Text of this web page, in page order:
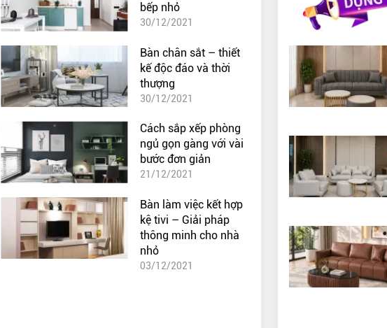
bếp nhỏ
30/12/2021
Bàn chân sắt – thiết
kế độc đáo và thời
thượng
30/12/2021
Cách sắp xếp phòng
ngủ gọn gàng với vài
bước đơn giản
21/12/2021
Bàn làm việc kết hợp
kệ tivi – Giải pháp
thông minh cho nhà
nhỏ
03/12/2021